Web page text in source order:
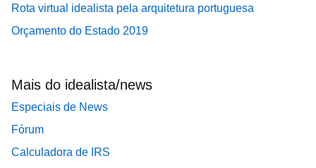
Rota virtual idealista pela arquitetura portuguesa
Orçamento do Estado 2019
Mais do idealista/news
Especiais de News
Fórum
Calculadora de IRS